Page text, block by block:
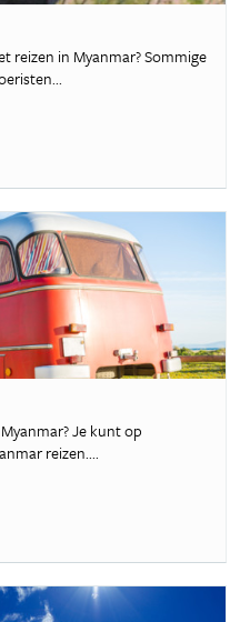
reizen in Myanmar? Sommige
Je kunt op
reizen....